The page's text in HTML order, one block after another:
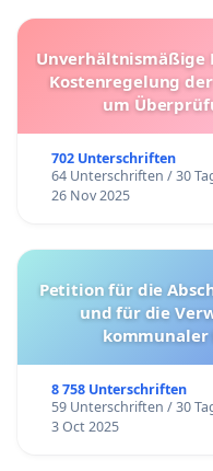
Unverhältnismäßige
Kostenregelung
um
702 Unterschriften
64 Unterschriften / 30
26 Nov 2025
Petition für die Abschaffung der Tötungsstationen
und für die
8 758 Unterschriften
59 Unterschriften / 30
3 Oct 2025